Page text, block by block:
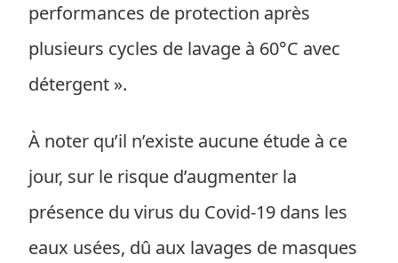
performances de protection après
plusieurs cycles de lavage à 60°C avec
détergent ».
À noter qu’il n’existe aucune étude à ce
jour, sur le risque d’augmenter la
présence du virus du Covid-19 dans les
eaux usées, dû aux lavages de masques